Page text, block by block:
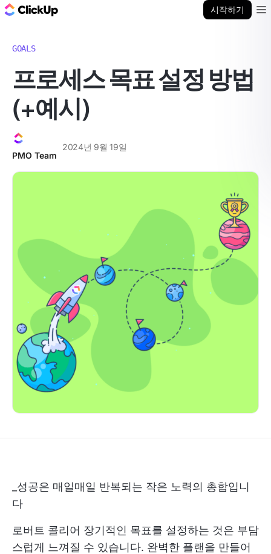
시작하기
GOALS
프로세스 목표 설정 방법
(+예시)
PMO Team
2024년 9월 19일
_성공은 매일매일 반복되는 작은 노력의 총합입니
다
로버트 콜리어 장기적인 목표를 설정하는 것은 부담
스럽게 느껴질 수 있습니다. 완벽한 플랜을 만들어